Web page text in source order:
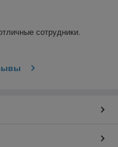
сотрудники.